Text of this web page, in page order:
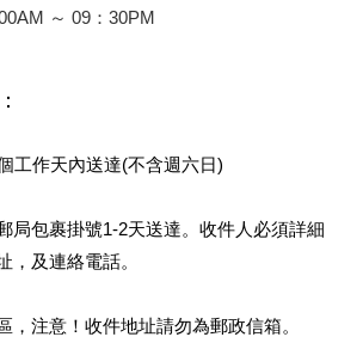
～ 09：30PM
工作天內送達(不含週六日)
局包裹掛號1-2天送達。收件人必須詳細
，及連絡電話。
，注意！收件地址請勿為郵政信箱。